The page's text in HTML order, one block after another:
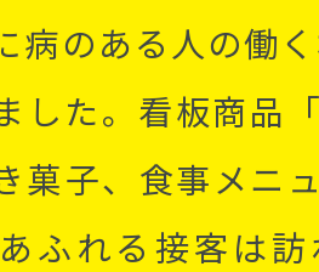
病のある人の働
した。看板商品
菓子、食事メニ
ふれる接客は